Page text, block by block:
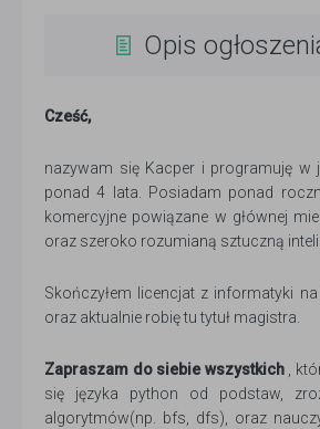
Opis
Cześć,
nazywam się Kacper i programuję w
ponad 4 lata. Posiadam ponad
komercyjne powiązane w głównej
oraz szeroko rozumianą sztuczną
Skończyłem licencjat z informatyki na
oraz aktualnie robię tu tytuł magistra.
Zapraszam do siebie wszystkich,
się języka python od podstaw,
algorytmów(np. bfs, dfs), oraz